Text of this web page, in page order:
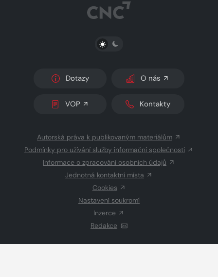
PŘEPNOUT SVĚTLÝ/TMAVÝ REŽIM
Dotazy O nás
VOP Kontakty
Autorská práva k publikovaným materiálům
Podmínky pro užívání služby informační společnosti
Informace o zpracování osobních údajů
Jednotná kontaktní místa
Cookies
Nastavení soukromí
Inzerce
Redakce